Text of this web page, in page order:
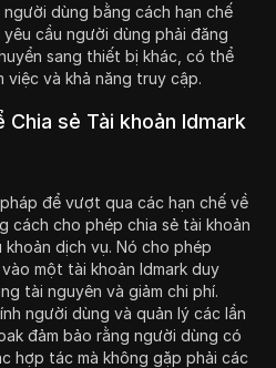
dùng bằng cách hạn chế
cầu người dùng phải đăng
sang thiết bị khác, có thể
việc và khả năng truy cập.
Chia sẻ Tài khoản Idmark
để vượt qua các hạn chế về
cách cho phép chia sẻ tài khoản
khoản dịch vụ. Nó cho phép
một tài khoản Idmark duy
tài nguyên và giảm chi phí.
người dùng và quản lý các lần
đảm bảo rằng người dùng có
hợp tác mà không gặp phải các